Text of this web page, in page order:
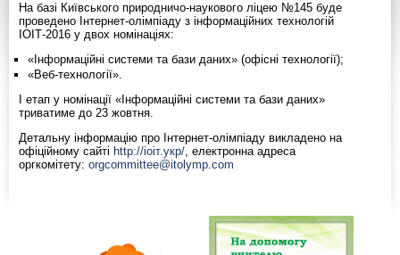
На базі Київського природничо-наукового ліцею №145 буде
проведено Інтернет-олімпіаду з інформаційних технологій
ІОІТ-2016 у двох номінаціях:
«Інформаційні системи та бази даних» (офісні технології);
«Веб-технології».
І етап у номінації «Інформаційні системи та бази даних»
триватиме до 23 жовтня.
Детальну інформацію про Інтернет-олімпіаду викладено на
офіційному сайті http://іоіт.укр/, електронна адреса
оргкомітету: orgcommittee@itolymp.com